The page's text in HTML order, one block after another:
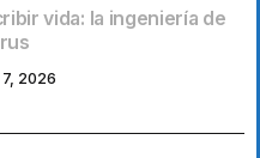
vida: la ingeniería de
2026